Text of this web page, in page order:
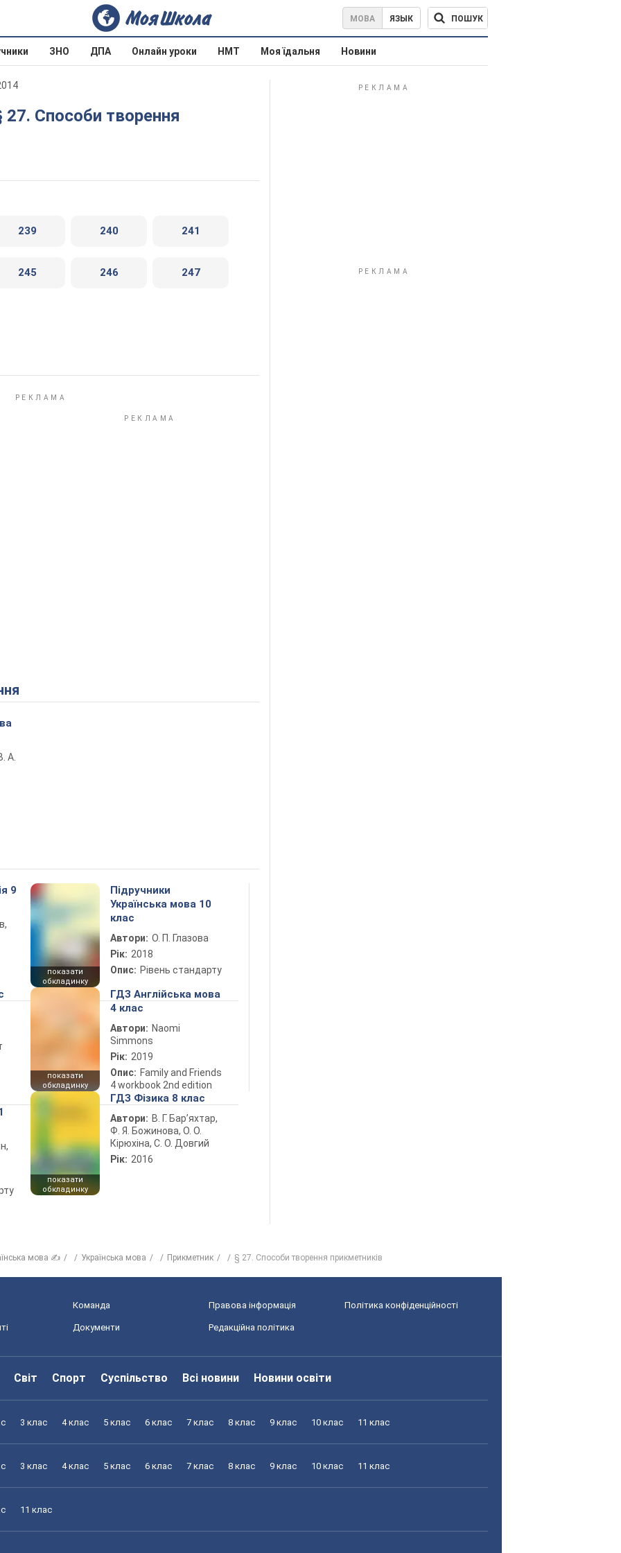
МОВА ЯЗЫК ПОШУК
ЗНО ДПА Онлайн уроки НМТ Моя їдальня Новини
239 240 241
245 246 247
А.
9
показати
обкладинку
Підручники
Українська мова 10
клас
Автори: О. П. Глазова
Рік: 2018
Опис: Рівень стандарту
показати
обкладинку
ГДЗ Англійська мова
4 клас
Автори: Naomi
Simmons
Рік: 2019
Опис: Family and Friends
4 workbook 2nd edition
показати
обкладинку
ГДЗ Фізика 8 клас
Автори: В. Г. Бар’яхтар,
Ф. Я. Божинова, О. О.
Кірюхіна, С. О. Довгий
Рік: 2016
мова ✍ Українська мова Прикметник § 27. Способи творення прикметників
Команда Правова інформація Політика конфіденційності
Документи Редакційна політика
Світ Спорт Суспільство Всі новини Новини освіти
3 клас 4 клас 5 клас 6 клас 7 клас 8 клас 9 клас 10 клас 11 клас
3 клас 4 клас 5 клас 6 клас 7 клас 8 клас 9 клас 10 клас 11 клас
11 клас